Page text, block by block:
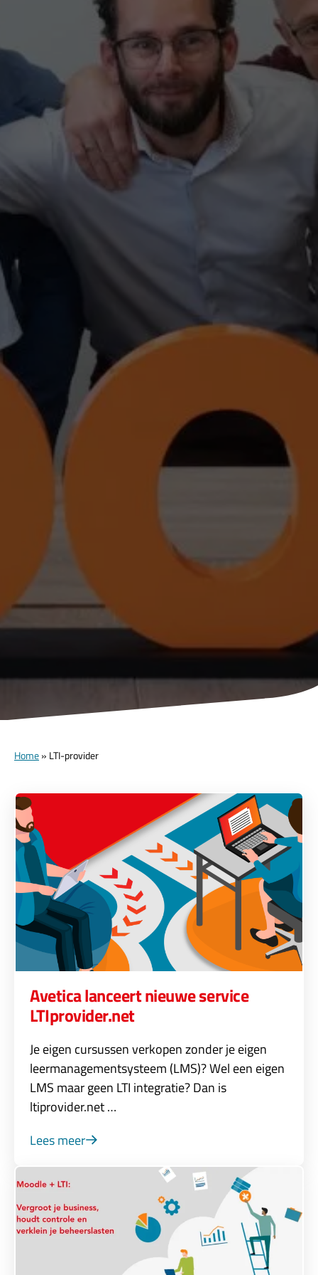
Home» LTI-provider
Avetica lanceert nieuwe service
LTIprovider.net
Je eigen cursussen verkopen zonder je eigen
leermanagementsysteem (LMS)? Wel een eigen
LMS maar geen LTI integratie? Dan is
ltiprovider.net …
Lees meer